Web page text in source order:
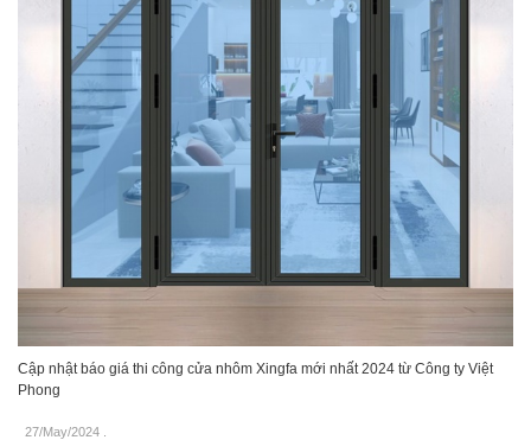
Cập nhật báo giá thi công cửa nhôm Xingfa mới nhất 2024 từ Công ty Việt
Phong
27/May/2024